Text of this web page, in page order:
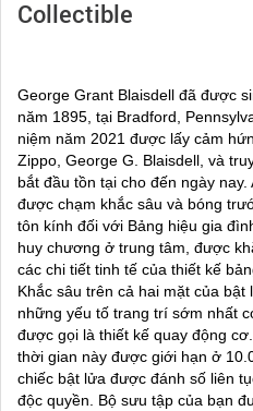
Collectible
George Grant Blaisdell đã được
năm 1895, tại Bradford,
niệm năm 2021 được lấy cảm
Zippo, George G. Blaisdell, và
bắt đầu tồn tại cho đến ngày
được chạm khắc sâu và bóng
tôn kính đối với Bảng hiệu gia
huy chương ở trung tâm, được
các chi tiết tinh tế của thiết kế
Khắc sâu trên cả hai mặt của
những yếu tố trang trí sớm nhất
được gọi là thiết kế quay động
thời gian này được giới hạn ở
chiếc bật lửa được đánh số liên
độc quyền. Bộ sưu tập của bạn